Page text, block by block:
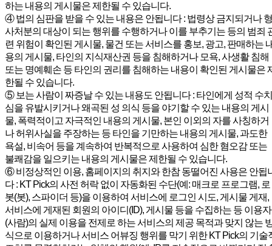
하는 내용의 게시물은 제한될 수 있습니다.
④ 법의 심판을 받을 수 있는 내용은 안됩니다 : 법령상 금지되거나 형
사처분의 대상이 되는 행위를 수행하거나 이를 부추기는 등의 범죄
련 위험이 확인된 게시물, 물건 또는 서비스를 홍보, 광고, 판매하는
용의 게시물, 타인의 지식재산권 등을 침해하거나 모욕, 사생활 침해
또는 명예훼손 등 타인의 권리를 침해하는 내용이 확인된 게시물은
한될 수 있습니다.
⑤ 보는 사람이 짜증날 수 있는 내용도 안됩니다 : 타인에게 성적 수치
심을 유발시키거나 왜곡된 성 의식 등을 야기할 수 있는 내용의 게시
물, 폭력적이고 자극적인 내용의 게시물, 본인 이외의 자를 사칭하거
나 허위사실을 주장하는 등 타인을 기만하는 내용의 게시물, 과도한
욕설, 비속어 등을 계속하여 반복적으로 사용하여 심한 혐오감 또는
불쾌감을 일으키는 내용의 게시물은 제한될 수 있습니다.
⑥ 비정상적인 이용, 홈페이지의 취지와 한참 동떨어진 사용은 안됩
다 : KT Pick의 사전 허락 없이 자동화된 수단(예: 매크로 프로그램, 로
봇(봇), 스파이더 등)을 이용하여 서비스에 로그인 시도, 게시물 게재,
서비스에 게재된 회원의 아이디(ID), 게시물 등을 수집하는 등 이용자
(사람)의 실제 이용을 전제로 하는 서비스의 제공 목적과 맞지 않는
식으로 이용하거나 서비스 어뷰징 행위를 막기 위한 KT Pick의 기술